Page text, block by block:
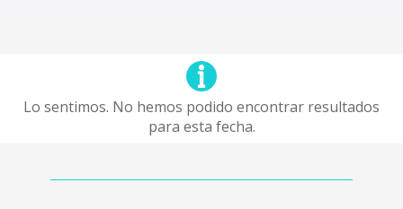
Lo sentimos. No hemos podido encontrar resultados
para esta fecha.